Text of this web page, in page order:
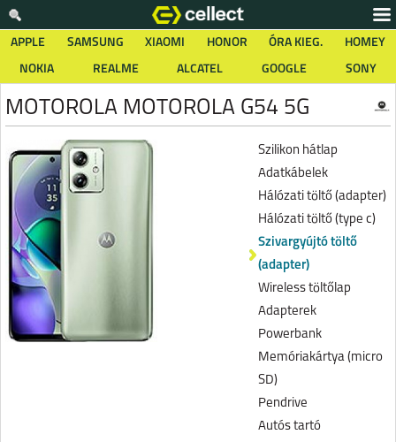
APPLE SAMSUNG XIAOMI HONOR ÓRA KIEG.
HOMEY
NOKIA
REALME ALCATEL GOOGLE SONY
MOTOROLA MOTOROLA G54 5G
Szilikon hátlap
Adatkábelek
Hálózati töltő (adapter)
Hálózati töltő (type c)
Szivargyújtó töltő
(adapter)
Wireless töltőlap
Adapterek
Powerbank
Memóriakártya (micro
SD)
Pendrive
Autós tartó